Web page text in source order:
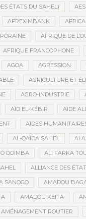
ÉTATS DU SAHEL)
AFREXIMBANK
AFRIQUE DE
AFRIQUE FRANCOPHONE
AGOA AGRESSION
AGRICULTURE ET
AGRO-INDUSTRIE
AÏD EL-KÉBIR AIDE
AIDES
AL-QAÏDA SAHEL
ODIMBA ALI FARKA
ALLIANCE DES
SANOGO AMADOU
AMADOU KEÏTA
AMÉNAGEMENT ROUTIER